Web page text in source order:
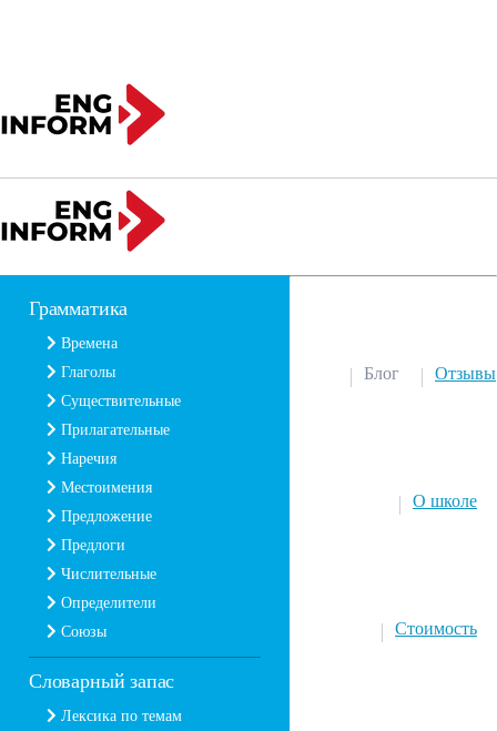
Грамматика
Времена
Глаголы
Существительные
Прилагательные
Наречия
Местоимения
Предложение
Предлоги
Числительные
Определители
Союзы
Словарный запас
Лексика по темам
Отзывы
Блог
О школе
Стоимость